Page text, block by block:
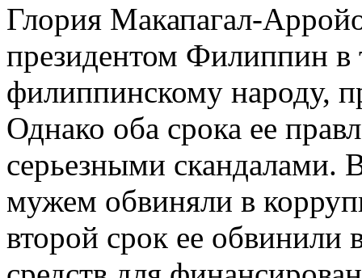
Глория Макапагал-
президентом Филиппин в
филиппинскому народу,
Однако оба срока ее
серьезными скандалами.
мужем обвиняли в
второй срок ее